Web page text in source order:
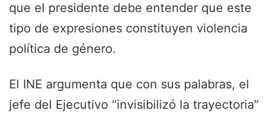
que el presidente debe entender que este
tipo de expresiones constituyen violencia
política de género.
El INE argumenta que con sus palabras, el
jefe del Ejecutivo “invisibilizó la trayectoria”